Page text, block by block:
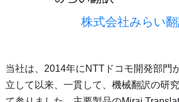
株式会社みらい
当社は、2014年にNTTドコモ開発部門
立して以来、一貫して、機械翻訳の研